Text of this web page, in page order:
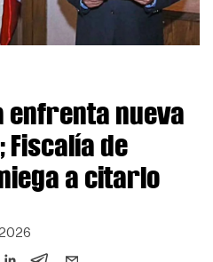
enfrenta nueva
Fiscalía de
a citarlo